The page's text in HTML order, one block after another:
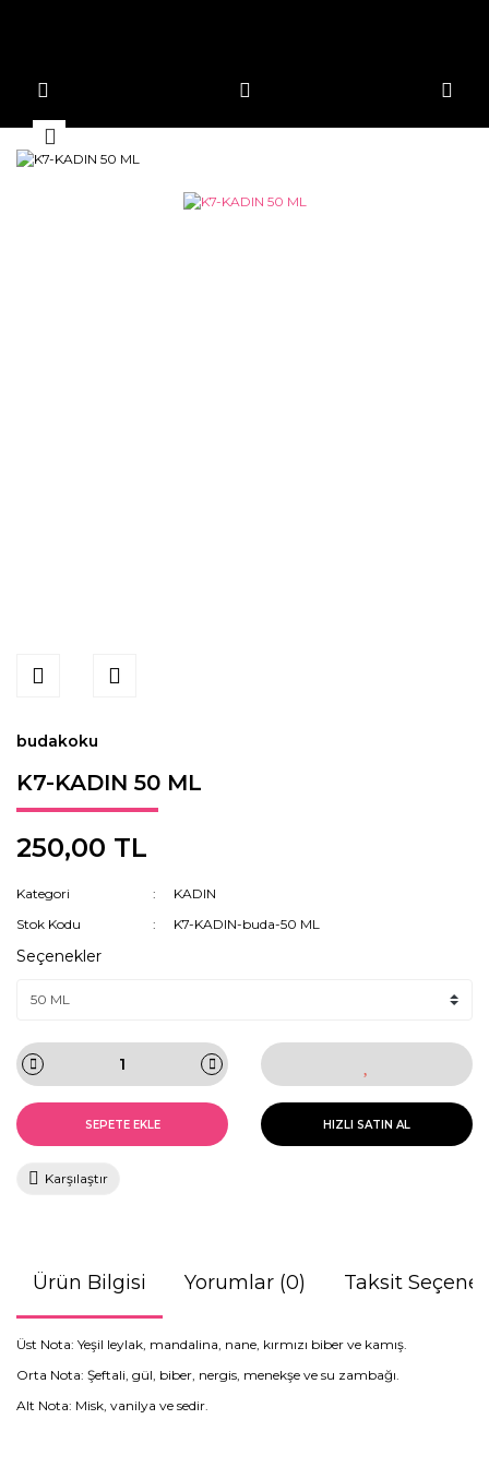
budakoku
K7-KADIN 50 ML
250,00 TL
Kategori
KADIN
Stok Kodu
K7-KADIN-buda-50 ML
Seçenekler
SEPETE EKLE HIZLI SATIN AL
Karşılaştır
Ürün Bilgisi Yorumlar (0) Taksit
Üst Nota: Yeşil leylak, mandalina, nane, kırmızı biber ve kamış.
Orta Nota: Şeftali, gül, biber, nergis, menekşe ve su zambağı.
Alt Nota: Misk, vanilya ve sedir.